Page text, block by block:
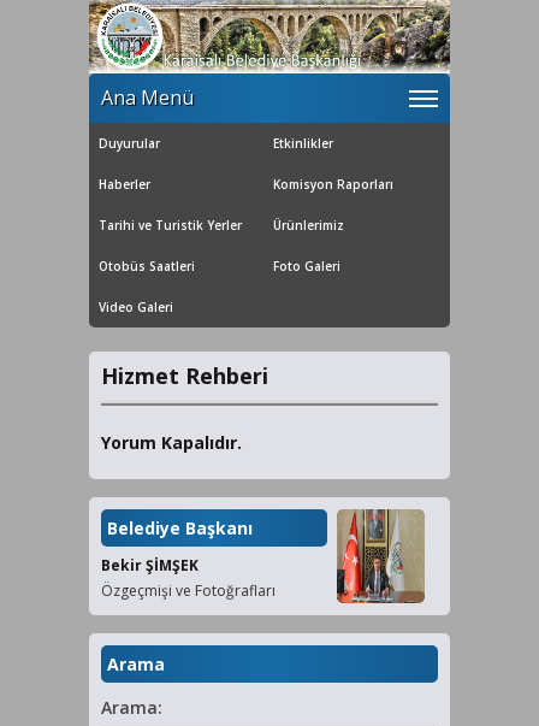
Ana Menü
Duyurular Etkinlikler
Haberler Komisyon Raporları
Tarihi ve Turistik Yerler Ürünlerimiz
Otobüs Saatleri Foto Galeri
Video Galeri
Hizmet Rehberi
Yorum Kapalıdır.
Belediye Başkanı
Bekir ŞİMŞEK
Özgeçmişi ve Fotoğrafları
Arama
Arama: